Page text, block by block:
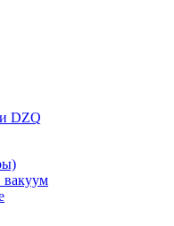
DZQ
вакуум